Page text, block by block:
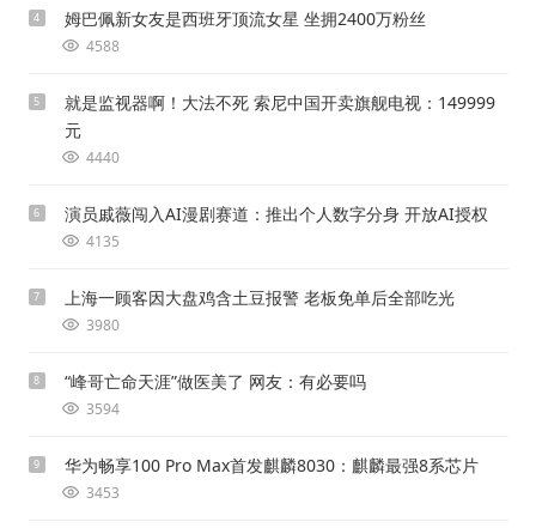
4 姆巴佩新女友是西班牙顶流女星 坐拥2400万粉丝
4588
5
就是监视器啊！大法不死 索尼中国开卖旗舰电视：149999
元
4440
6 演员戚薇闯入AI漫剧赛道：推出个人数字分身 开放AI授权
4135
7 上海一顾客因大盘鸡含土豆报警 老板免单后全部吃光
3980
8 “峰哥亡命天涯”做医美了 网友：有必要吗
3594
9 华为畅享100 Pro Max首发麒麟8030：麒麟最强8系芯片
3453